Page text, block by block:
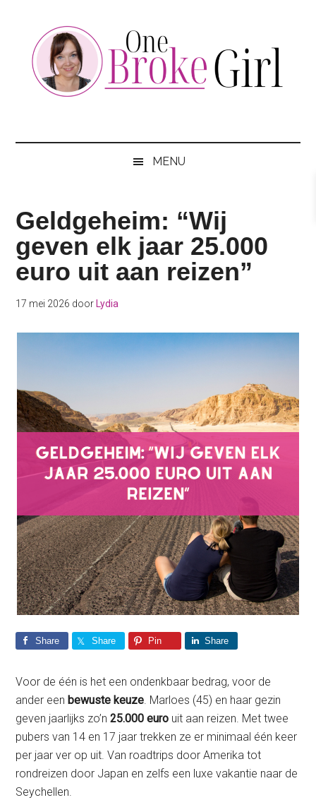
content
secondary
MENU
Geldgeheim: “Wij
geven elk jaar 25.000
euro uit aan reizen”
17 mei 2026 door Lydia
Share Share Pin Share
Voor de één is het een ondenkbaar bedrag, voor de
ander een bewuste keuze. Marloes (45) en haar gezin
geven jaarlijks zo’n25.000 euro uit aan reizen. Met twee
pubers van 14 en 17 jaar trekken ze er minimaal één keer
per jaar ver op uit. Van roadtrips door Amerika tot
rondreizen door Japan en zelfs een luxe vakantie naar de
Seychellen.